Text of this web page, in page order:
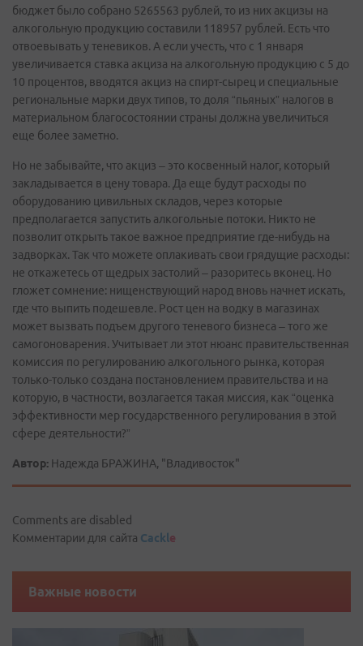
бюджет было собрано 5265563 рублей, то из них акцизы на
алкогольную продукцию составили 118957 рублей. Есть что
отвоевывать у теневиков. А если учесть, что с 1 января
увеличивается ставка акциза на алкогольную продукцию с 5 до
10 процентов, вводятся акциз на спирт-сырец и специальные
региональные марки двух типов, то доля “пьяных” налогов в
материальном благосостоянии страны должна увеличиться
еще более заметно.
Но не забывайте, что акциз – это косвенный налог, который
закладывается в цену товара. Да еще будут расходы по
оборудованию цивильных складов, через которые
предполагается запустить алкогольные потоки. Никто не
позволит открыть такое важное предприятие где-нибудь на
задворках. Так что можете оплакивать свои грядущие расходы:
не откажетесь от щедрых застолий – разоритесь вконец. Но
гложет сомнение: нищенствующий народ вновь начнет искать,
где что выпить подешевле. Рост цен на водку в магазинах
может вызвать подъем другого теневого бизнеса – того же
самогоноварения. Учитывает ли этот нюанс правительственная
комиссия по регулированию алкогольного рынка, которая
только-только создана постановлением правительства и на
которую, в частности, возлагается такая миссия, как “оценка
эффективности мер государственного регулирования в этой
сфере деятельности?”
Автор: Надежда БРАЖИНА, "Владивосток"
Comments are disabled
Комментарии для сайта Cackle
Важные новости